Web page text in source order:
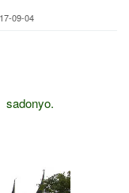
09-04
sadonyo.